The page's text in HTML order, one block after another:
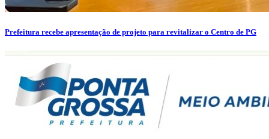
Prefeitura recebe apresentação de projeto para revitalizar o Centro de PG